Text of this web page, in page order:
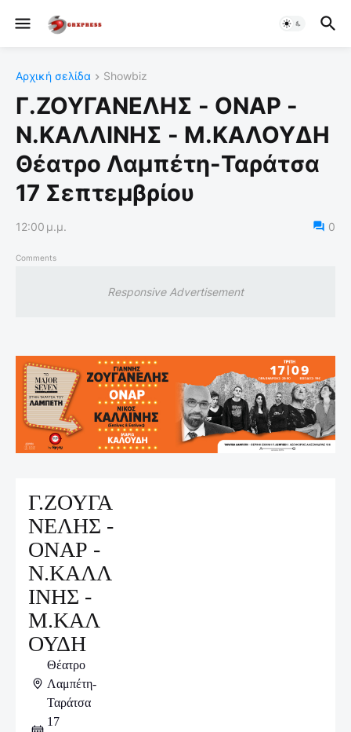
Αρχική σελίδα Showbiz
Γ.ΖΟΥΓΑΝΕΛΗΣ - ΟΝΑΡ -
Ν.ΚΑΛΛΙΝΗΣ - Μ.ΚΑΛΟΥΔΗ
Θέατρο Λαμπέτη-Ταράτσα
17 Σεπτεμβρίου
12:00 μ.μ. 0
Comments
Responsive Advertisement
Γ.ΖΟΥΓΑ
ΝΕΛΗΣ -
ΟΝΑΡ -
Ν.ΚΑΛΛ
ΙΝΗΣ -
Μ.ΚΑΛ
ΟΥΔΗ
Θέατρο
Λαμπέτη-
Ταράτσα
17